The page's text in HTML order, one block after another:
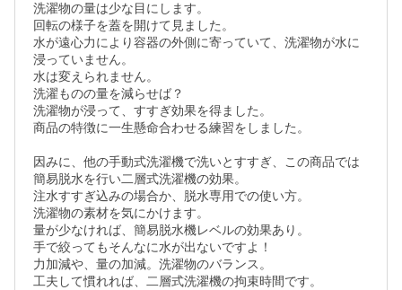
洗濯物の量は少な目にします。
回転の様子を蓋を開けて見ました。
水が遠心力により容器の外側に寄っていて、洗濯物が水に
浸っていません。
水は変えられません。
洗濯ものの量を減らせば？
洗濯物が浸って、すすぎ効果を得ました。
商品の特徴に一生懸命合わせる練習をしました。
因みに、他の手動式洗濯機で洗いとすすぎ、この商品では
簡易脱水を行い二層式洗濯機の効果。
注水すすぎ込みの場合か、脱水専用での使い方。
洗濯物の素材を気にかけます。
量が少なければ、簡易脱水機レベルの効果あり。
手で絞ってもそんなに水が出ないですよ！
力加減や、量の加減。洗濯物のバランス。
工夫して慣れれば、二層式洗濯機の拘束時間です。